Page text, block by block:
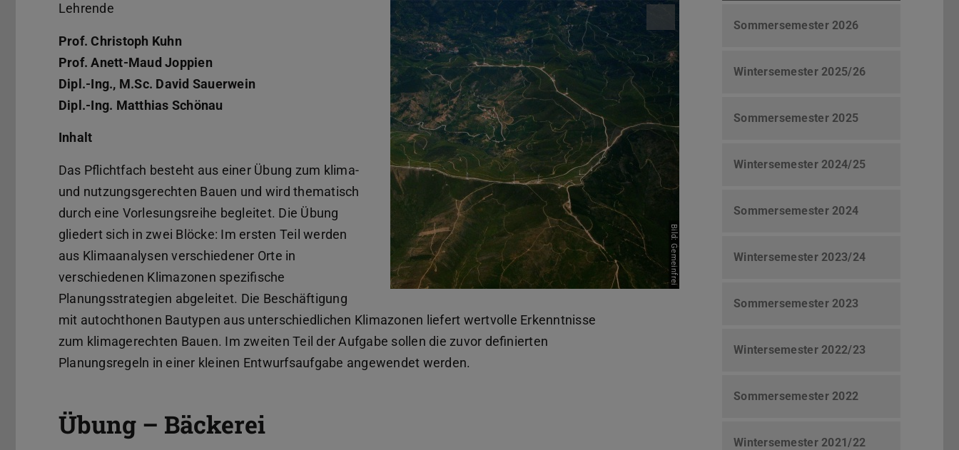
Bild: Gemeinfrei
Lehrende
Prof. Christoph Kuhn
Prof. Anett-Maud Joppien
Dipl.-Ing., M.Sc. David Sauerwein
Dipl.-Ing. Matthias Schönau
Inhalt
Das Pflichtfach besteht aus einer Übung zum klima-
und nutzungsgerechten Bauen und wird thematisch
durch eine Vorlesungsreihe begleitet. Die Übung
gliedert sich in zwei Blöcke: Im ersten Teil werden
aus Klimaanalysen verschiedener Orte in
verschiedenen Klimazonen spezifische
Planungsstrategien abgeleitet. Die Beschäftigung
mit autochthonen Bautypen aus unterschiedlichen Klimazonen liefert wertvolle Erkenntnisse
zum klimagerechten Bauen. Im zweiten Teil der Aufgabe sollen die zuvor definierten
Planungsregeln in einer kleinen Entwurfsaufgabe angewendet werden.
Übung – Bäckerei
Sommersemester 2026
Wintersemester 2025/26
Sommersemester 2025
Wintersemester 2024/25
Sommersemester 2024
Wintersemester 2023/24
Sommersemester 2023
Wintersemester 2022/23
Sommersemester 2022
Wintersemester 2021/22